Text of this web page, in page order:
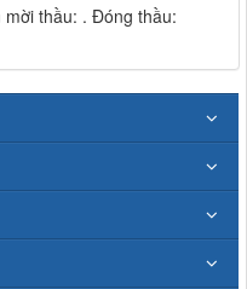
mời thầu: . Đóng thầu: